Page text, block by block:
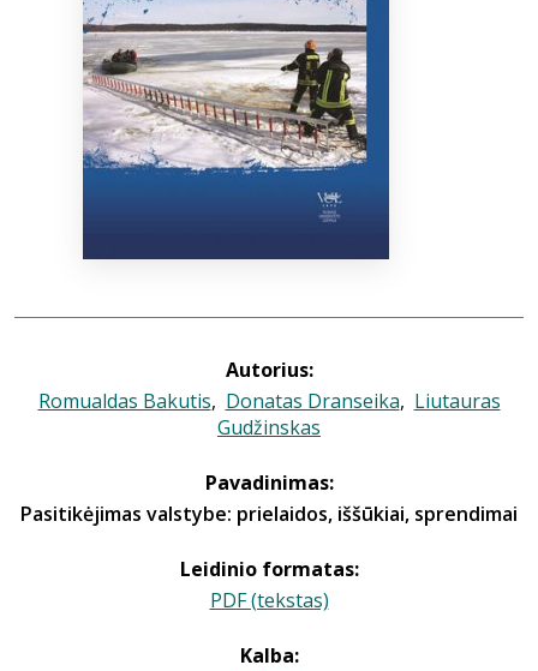
Autorius:
Romualdas Bakutis, Donatas Dranseika, Liutauras
Gudžinskas
Pavadinimas:
Pasitikėjimas valstybe: prielaidos, iššūkiai, sprendimai
Leidinio formatas:
PDF (tekstas)
Kalba: